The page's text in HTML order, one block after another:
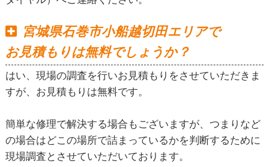
宮城県石巻市小船越切田エリアで
お見積もりは無料でしょうか？
はい、現場の調査を行いお見積もりをさせていただきま
すが、お見積もりは無料です。
簡単な修理で解決する場合もございますが、つまりなど
の場合はどこの場所で詰まっているかを判断するために
現場調査とさせていただいております。